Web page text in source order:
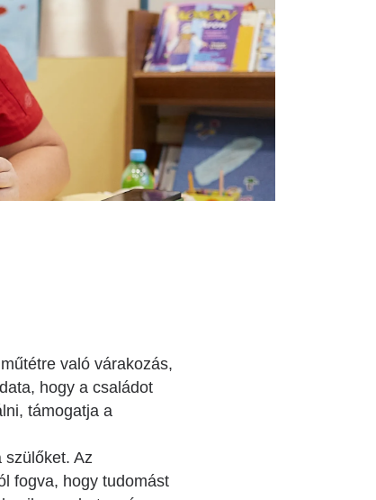
való várakozás,
hogy a családot
támogatja a
szülőket. Az
fogva, hogy tudomást